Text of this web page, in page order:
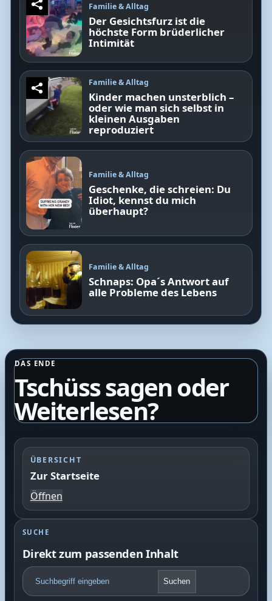
Familie & Alltag
Der Gesichtsfurz ist die
höchste Form brüderlicher
Intimität
Familie & Alltag
Kinder machen unsterblich –
oder wie man sich selbst in
kleinen Ausgaben
reproduziert
Familie & Alltag
Geschenke, die schreien: Du
Idiot, kennst du mich
überhaupt?
Familie & Alltag
Schnaps: Opa´s Antwort auf
alle Probleme des Lebens
DAS ENDE
Tschüss sagen oder
Weiterlesen?
ÜBERSICHT
Zur Startseite
Öffnen
SUCHE
Direkt zum passenden Inhalt
F
o
Suchen